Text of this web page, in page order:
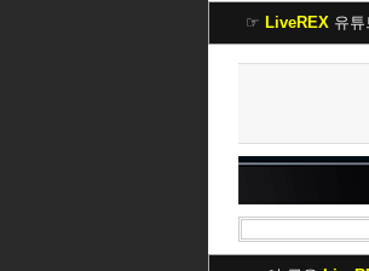
☞ LiveREX 유